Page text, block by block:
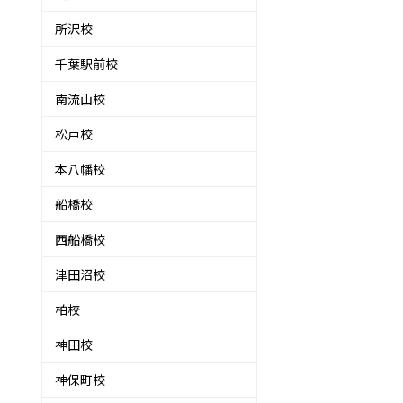
所沢校
千葉駅前校
南流山校
松戸校
本八幡校
船橋校
西船橋校
津田沼校
柏校
神田校
神保町校